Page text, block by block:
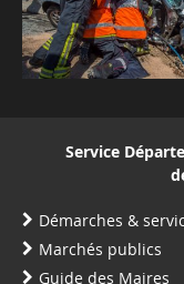
Service
Démarches &
Marchés publics
Guide des Maires